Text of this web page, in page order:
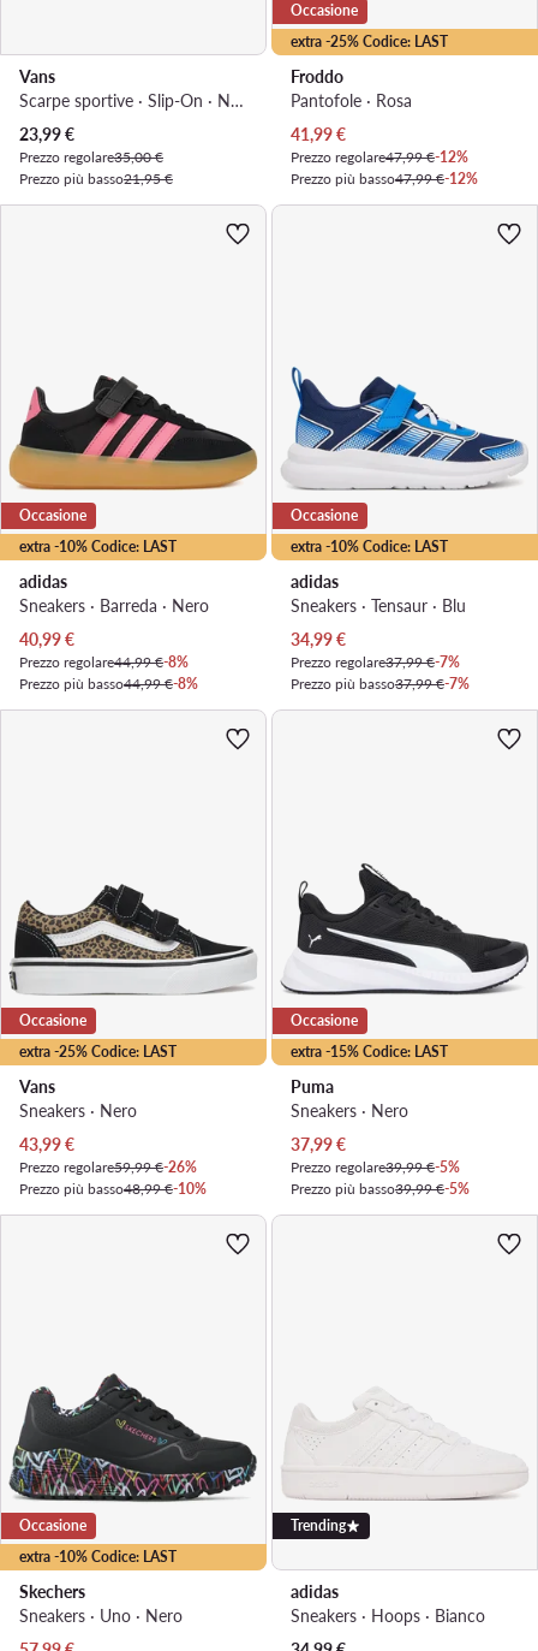
Vans
Scarpe sportive · Slip-On · Nero
Prezzo attuale
23,99€
Prezzo regolare35,00 €
Prezzo più basso21,95 €
extra -25% Codice: LAST
Occasione
Froddo
Pantofole · Rosa
Prezzo attuale
41,99€
Prezzo regolare47,99 €-12%
Prezzo più basso47,99 €-12%
extra -10% Codice: LAST
Occasione
adidas
Sneakers · Barreda · Nero
Prezzo attuale
40,99€
Prezzo regolare44,99 €-8%
Prezzo più basso44,99 €-8%
extra -10% Codice: LAST
Occasione
adidas
Sneakers · Tensaur · Blu
Prezzo attuale
34,99€
Prezzo regolare37,99 €-7%
Prezzo più basso37,99 €-7%
extra -25% Codice: LAST
Occasione
Vans
Sneakers · Nero
Prezzo attuale
43,99€
Prezzo regolare59,99 €-26%
Prezzo più basso48,99 €-10%
extra -15% Codice: LAST
Occasione
Puma
Sneakers · Nero
Prezzo attuale
37,99€
Prezzo regolare39,99 €-5%
Prezzo più basso39,99 €-5%
extra -10% Codice: LAST
Occasione
Skechers
Sneakers · Uno · Nero
Trending
adidas
Sneakers · Hoops · Bianco